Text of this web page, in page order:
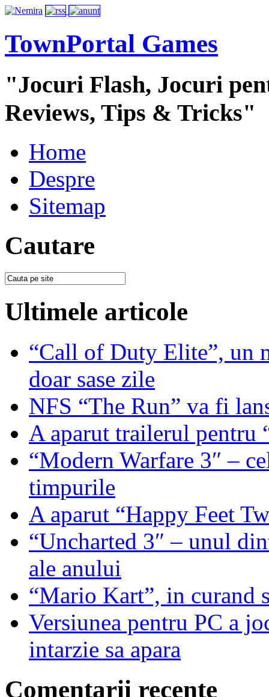
TownPortal Games
"Jocuri Flash, Jocuri
Reviews, Tips & Tricks"
Home
Despre
Sitemap
Cautare
Ultimele articole
“Call of Duty Elite”,
doar sase zile
NFS “The Run” va fi
A aparut trailerul pentru
“Modern Warfare 3″ –
timpurile
A aparut “Happy Feet
“Uncharted 3″ – unul
ale anului
“Mario Kart”, in curand
Versiunea pentru PC a
intarzie sa apara
Comentarii recente